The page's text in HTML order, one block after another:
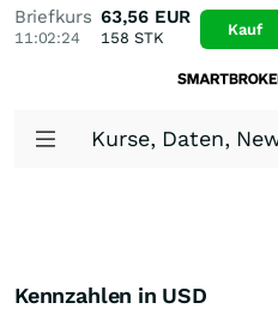
Briefkurs
11:02:24
63,56 EUR
158 STK Kauf
Kurse, Daten,
Kennzahlen in USD